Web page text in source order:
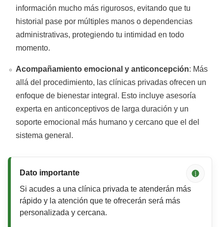
información mucho más rigurosos, evitando que tu
historial pase por múltiples manos o dependencias
administrativas, protegiendo tu intimidad en todo
momento.
Acompañamiento emocional y anticoncepción: Más
allá del procedimiento, las clínicas privadas ofrecen un
enfoque de bienestar integral. Esto incluye asesoría
experta en anticonceptivos de larga duración y un
soporte emocional más humano y cercano que el del
sistema general.
Si acudes a una clínica privada te atenderán más
rápido y la atención que te ofrecerán será más
personalizada y cercana.
Dato importante